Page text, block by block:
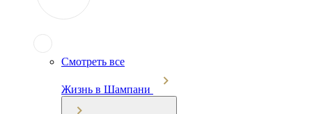
Смотреть все
Жизнь в Шампани